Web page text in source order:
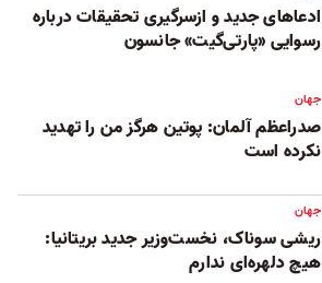
ادعاهای جدید و ازسرگیری تحقیقات درباره
رسوایی «پارتی‌گیت» جانسون
جهان
صدراعظم آلمان: پوتین هرگز من را تهدید
نکرده است
جهان
ریشی سوناک، نخست‌وزیر جدید بریتانیا:
هیچ دلهره‌ای ندارم